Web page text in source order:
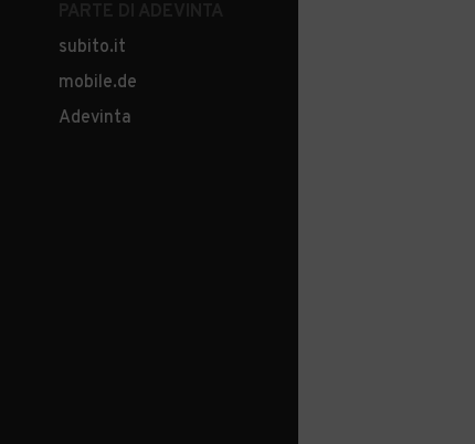
subito.it
mobile.de
Adevinta